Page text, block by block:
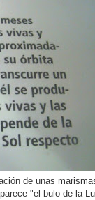
de unas
"el bulo de la